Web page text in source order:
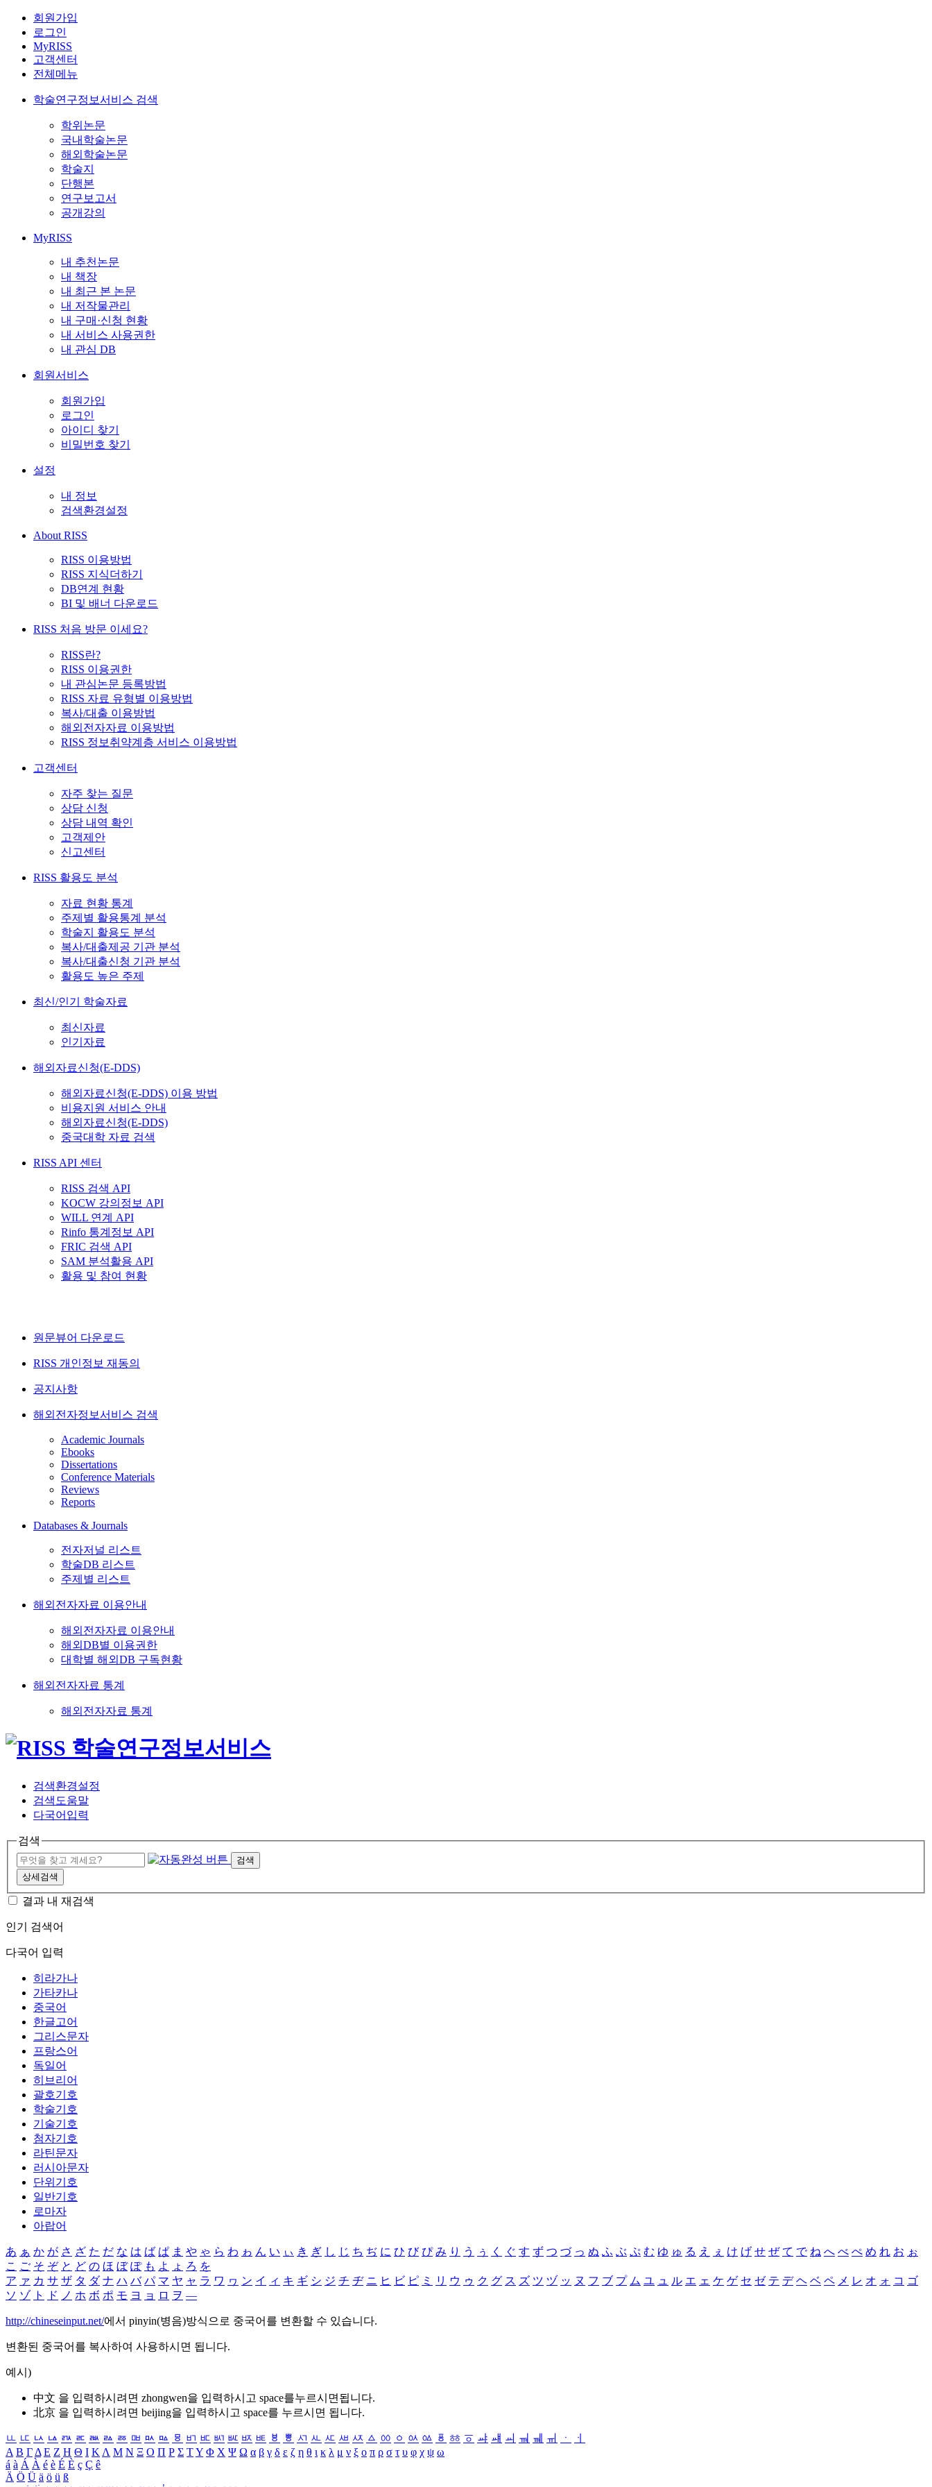
회원가입
로그인
MyRISS
고객센터
전체메뉴
학술연구정보서비스 검색
학위논문
국내학술논문
해외학술논문
학술지
단행본
연구보고서
공개강의
MyRISS
내 추천논문
내 책장
내 최근 본 논문
내 저작물관리
내 구매·신청 현황
내 서비스 사용권한
내 관심 DB
회원서비스
회원가입
로그인
아이디 찾기
비밀번호 찾기
설정
내 정보
검색환경설정
About RISS
RISS 이용방법
RISS 지식더하기
DB연계 현황
BI 및 배너 다운로드
RISS 처음 방문 이세요?
RISS란?
RISS 이용권한
내 관심논문 등록방법
RISS 자료 유형별 이용방법
복사/대출 이용방법
해외전자자료 이용방법
RISS 정보취약계층 서비스 이용방법
고객센터
자주 찾는 질문
상담 신청
상담 내역 확인
고객제안
신고센터
RISS 활용도 분석
자료 현황 통계
주제별 활용통계 분석
학술지 활용도 분석
복사/대출제공 기관 분석
복사/대출신청 기관 분석
활용도 높은 주제
최신/인기 학술자료
최신자료
인기자료
해외자료신청(E-DDS)
해외자료신청(E-DDS) 이용 방법
비용지원 서비스 안내
해외자료신청(E-DDS)
중국대학 자료 검색
RISS API 센터
RISS 검색 API
KOCW 강의정보 API
WILL 연계 API
Rinfo 통계정보 API
FRIC 검색 API
SAM 분석활용 API
활용 및 참여 현황
원문뷰어 다운로드
RISS 개인정보 재동의
공지사항
해외전자정보서비스 검색
Academic Journals
Ebooks
Dissertations
Conference Materials
Reviews
Reports
Databases & Journals
전자저널 리스트
학술DB 리스트
주제별 리스트
해외전자자료 이용안내
해외전자자료 이용안내
해외DB별 이용권한
대학별 해외DB 구독현황
해외전자자료 통계
해외전자자료 통계
검색환경설정
검색도움말
다국어입력
검색
검색
상세검색
결과 내 재검색
인기 검색어
다국어 입력
히라가나
가타카나
중국어
한글고어
그리스문자
프랑스어
독일어
히브리어
괄호기호
학술기호
기술기호
첨자기호
라틴문자
러시아문자
단위기호
일반기호
로마자
아랍어
あ ぁ か が さ ざ た だ な は ば ぱ ま や ゃ ら わ ゎ ん い ぃ き ぎ し じ ち ぢ に ひ び ぴ み り う ぅ く ぐ す ず つ づ っ ぬ ふ ぶ ぷ む ゆ ゅ る え ぇ け げ せ ぜ て で ね へ べ ぺ め れ お ぉ
こ ご そ ぞ と ど の ほ ぼ ぽ も よ ょ ろ を
ア ァ カ サ ザ タ ダ ナ ハ バ パ マ ヤ ャ ラ ワ ヮ ン イ ィ キ ギ シ ジ チ ヂ ニ ヒ ビ ピ ミ リ ウ ゥ ク グ ス ズ ツ ヅ ッ ヌ フ ブ プ ム ユ ュ ル エ ェ ケ ゲ セ ゼ テ デ ヘ ベ ペ メ レ オ ォ コ ゴ
ソ ゾ ト ド ノ ホ ボ ポ モ ヨ ョ ロ ヲ ―
http://chineseinput.net/에서 pinyin(병음)방식으로 중국어를 변환할 수 있습니다.
변환된 중국어를 복사하여 사용하시면 됩니다.
예시)
中文 을 입력하시려면 zhongwen을 입력하시고 space를누르시면됩니다.
北京 을 입력하시려면 beijing을 입력하시고 space를 누르시면 됩니다.
ㅥ ㅦ ㅧ ㅨ ㅩ ㅪ ㅫ ㅬ ㅭ ㅮ ㅯ ㅰ ㅱ ㅲ ㅳ ㅴ ㅵ ㅶ ㅷ ㅸ ㅹ ㅺ ㅻ ㅼ ㅽ ㅾ ㅿ ㆀ ㆁ ㆂ ㆃ ㆄ ㆅ ㆆ ㆇ ㆈ ㆉ ㆊ ㆋ ㆌ ㆍ
ㆎ
Α Β ΓΔ Ε Ζ Η Θ Ι ΚΛ Μ Ν Ξ Ο Π Ρ Σ ΤΥ Φ Χ Ψ Ω α β γ δ ε ζ η θ ι κ λ μ ν ξ ο π ρ σ τ υ φ χ ψ ω
á à Á À é è É È ç Ç ê
Ä Ö Ü ä ö ü ß